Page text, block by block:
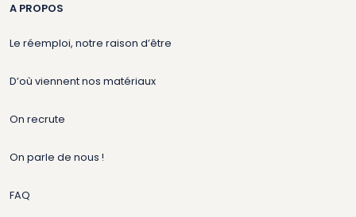
A PROPOS
Le réemploi, notre raison d’être
D’où viennent nos matériaux
On recrute
On parle de nous !
FAQ